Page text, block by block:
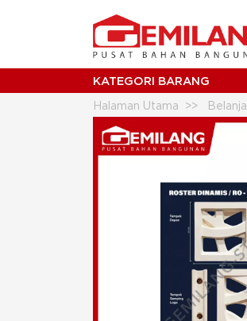
KATEGORI BARANG
Halaman Utama Belanja